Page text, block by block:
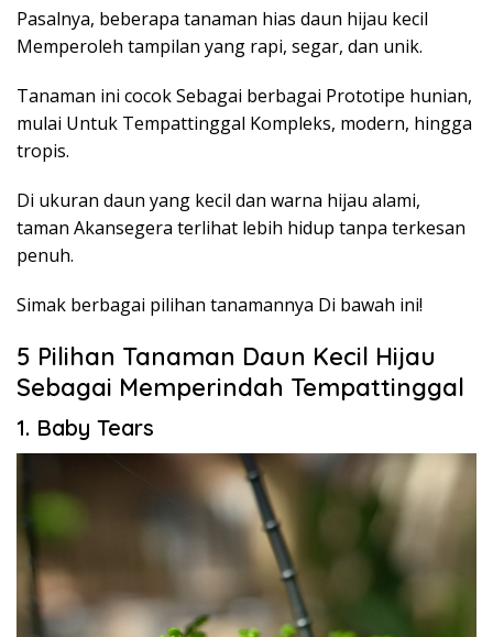
Pasalnya, beberapa tanaman hias daun hijau kecil
Memperoleh tampilan yang rapi, segar, dan unik.
Tanaman ini cocok Sebagai berbagai Prototipe hunian,
mulai Untuk Tempattinggal Kompleks, modern, hingga
tropis.
Di ukuran daun yang kecil dan warna hijau alami,
taman Akansegera terlihat lebih hidup tanpa terkesan
penuh.
Simak berbagai pilihan tanamannya Di bawah ini!
5 Pilihan Tanaman Daun Kecil Hijau
Sebagai Memperindah Tempattinggal
1. Baby Tears